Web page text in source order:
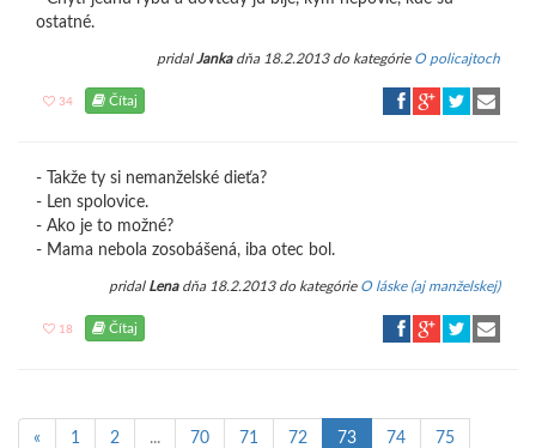
ostatné.
pridalJankadňa 18.2.2013 do kategórie O policajtoch
34 Čítaj
- Takže ty si nemanželské dieťa?
- Len spolovice.
- Ako je to možné?
- Mama nebola zosobášená, iba otec bol.
pridal Lenadňa 18.2.2013 do kategórie O láske (aj manželskej)
18 Čítaj
« 1 2 ... 70 71 72 73 74 75